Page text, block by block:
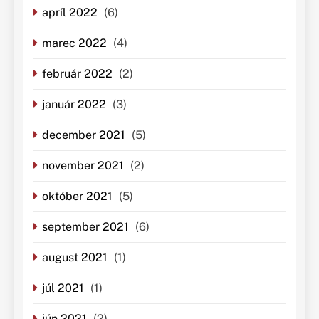
apríl 2022 (6)
marec 2022 (4)
február 2022 (2)
január 2022 (3)
december 2021 (5)
november 2021 (2)
október 2021 (5)
september 2021 (6)
august 2021 (1)
júl 2021 (1)